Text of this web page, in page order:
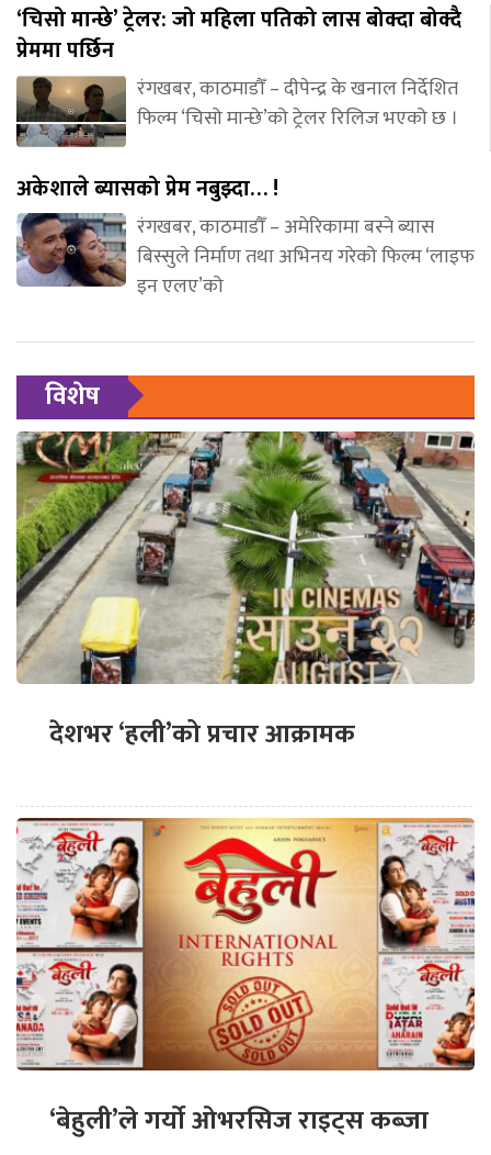
‘चिसो मान्छे’ ट्रेलर: जो महिला पतिको लास बोक्दा बोक्दै
प्रेममा पर्छिन
रंगखबर, काठमाडौँ – दीपेन्द्र के खनाल निर्देशित
फिल्म ‘चिसो मान्छे’को ट्रेलर रिलिज भएको छ ।
अकेशाले ब्यासको प्रेम नबुझ्दा… !
रंगखबर, काठमाडौँ – अमेरिकामा बस्ने ब्यास
बिस्सुले निर्माण तथा अभिनय गरेको फिल्म ‘लाइफ
इन एलए’को
विशेष
देशभर ‘हली’को प्रचार आक्रामक
‘बेहुली’ले गर्यो ओभरसिज राइट्स कब्जा